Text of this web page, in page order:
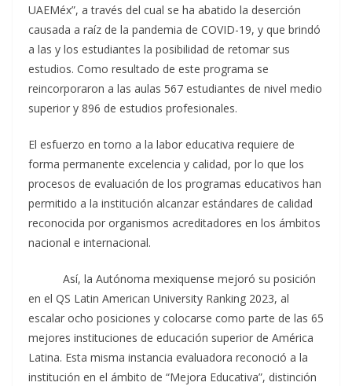
UAEMéx”, a través del cual se ha abatido la deserción
causada a raíz de la pandemia de COVID-19, y que brindó
a las y los estudiantes la posibilidad de retomar sus
estudios. Como resultado de este programa se
reincorporaron a las aulas 567 estudiantes de nivel medio
superior y 896 de estudios profesionales.
El esfuerzo en torno a la labor educativa requiere de
forma permanente excelencia y calidad, por lo que los
procesos de evaluación de los programas educativos han
permitido a la institución alcanzar estándares de calidad
reconocida por organismos acreditadores en los ámbitos
nacional e internacional.
Así, la Autónoma mexiquense mejoró su posición
en el QS Latin American University Ranking 2023, al
escalar ocho posiciones y colocarse como parte de las 65
mejores instituciones de educación superior de América
Latina. Esta misma instancia evaluadora reconoció a la
institución en el ámbito de “Mejora Educativa”, distinción